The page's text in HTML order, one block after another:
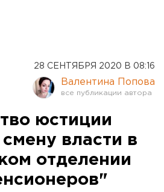
28 СЕНТЯБРЯ 2020 В 08:16
Валентина Попова
юстиции
власти в
отделении